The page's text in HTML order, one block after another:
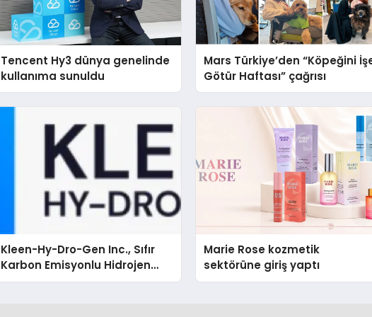
Tencent Hy3 dünya genelinde
kullanıma sunuldu
Mars Türkiye’den “Köpeğini
Götür Haftası” çağrısı
Kleen-Hy-Dro-Gen Inc., Sıfır
Karbon Emisyonlu Hidrojen
Isıtma Teknolojisinde ISO ve
Marie Rose kozmetik
sektörüne giriş yaptı